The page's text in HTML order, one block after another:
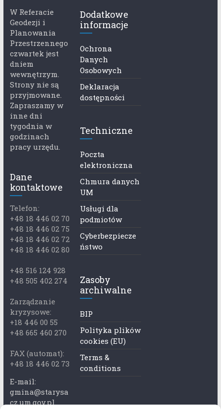
W Referacie
Geodezji i
Planowania
Przestrzennego
czwartek jest
dniem
wewnętrzym.
Strony nie są
przyjmowane.
Zapraszamy w
inne dni
tygodnia w
godzinach
pracy urzędu.
Dane
kontaktowe
Telefon:
+48 18 446 02 70
+48 18 446 02 75
+48 18 446 02 72
+48 18 446 02 80
+48 516 124 928
+48 505 402 274
Zarządzanie
kryzysowe:
+18 446 00 55
+48 665 460 270
FAX (automat):
+48 18 446 02 73
E-mail:
gmina@starysa
cz.um.gov.pl
Dodatkowe
informacje
Ochrona
Danych
Osobowych
Deklaracja
dostępności
Techniczne
Poczta
elektroniczna
Chmura danych
UM
Usługi dla
podmiotów
Cyberbezpiecze
ństwo
Zasoby
archiwalne
BIP
Polityka plików
cookies (EU)
Terms &
conditions